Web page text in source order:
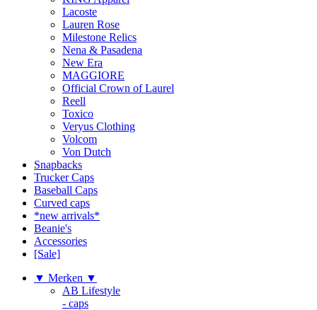
Lacoste
Lauren Rose
Milestone Relics
Nena & Pasadena
New Era
MAGGIORE
Official Crown of Laurel
Reell
Toxico
Veryus Clothing
Volcom
Von Dutch
Snapbacks
Trucker Caps
Baseball Caps
Curved caps
*new arrivals*
Beanie's
Accessories
[Sale]
▼ Merken ▼
AB Lifestyle
- caps